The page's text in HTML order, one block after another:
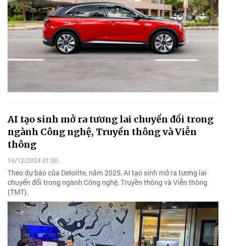
AI tạo sinh mở ra tương lai chuyển đổi trong
ngành Công nghệ, Truyền thông và Viễn
thông
16/12/2024 01:00
Theo dự báo của Deloitte, năm 2025, AI tạo sinh mở ra tương lai
chuyển đổi trong ngành Công nghệ, Truyền thông và Viễn thông
(TMT).